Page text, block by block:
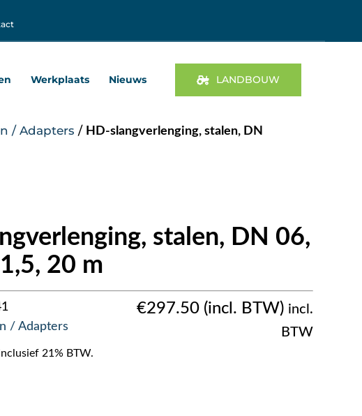
Werkplaats Nieuws LANDBOUW
/ Adapters / HD-slangverlenging, stalen, DN
stalen, DN 06,
20 m
/ Adapters
€297.50
incl.
BTW
21% BTW.